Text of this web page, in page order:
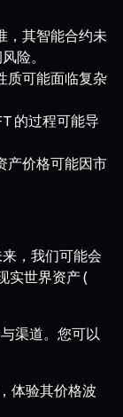
，其智能合约未
险。
质可能面临复杂
的过程可能导
产价格可能因市
，我们可能会
实世界资产 (
渠道。您可以
体验其价格波